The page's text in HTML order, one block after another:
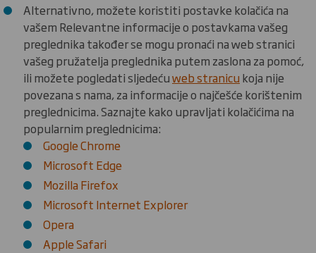
Alternativno, možete koristiti postavke kolačića na
vašem Relevantne informacije o postavkama vašeg
preglednika također se mogu pronaći na web stranici
vašeg pružatelja preglednika putem zaslona za pomoć,
ili možete pogledati sljedećuweb stranicu koja nije
povezana s nama, za informacije o najčešće korištenim
preglednicima. Saznajte kako upravljati kolačićima na
popularnim preglednicima:
Google Chrome
Microsoft Edge
Mozilla Firefox
Microsoft Internet Explorer
Opera
Apple Safari